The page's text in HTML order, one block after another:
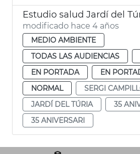
Estudio salud Jardí del
modificado hace 4 años
MEDIO AMBIENTE
TODAS LAS AUDIENCIAS
EN PORTADA
EN
NORMAL
SERGI
JARDÍ DEL TÚRIA
35
35 ANIVERSARI